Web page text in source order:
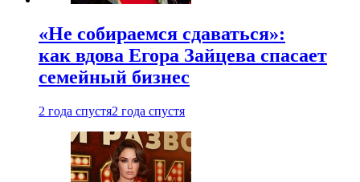
«Не собираемся сдаваться»:
как вдова Егора Зайцева спасает
семейный бизнес
2 года спустя2 года спустя